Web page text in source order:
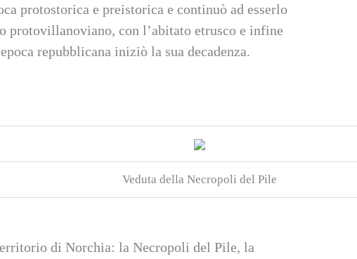
protostorica e preistorica e continuò ad esserlo
con l’abitato etrusco e infine
repubblicana iniziò la sua decadenza.
Veduta della Necropoli del Pile
di Norchia: la Necropoli del Pile, la